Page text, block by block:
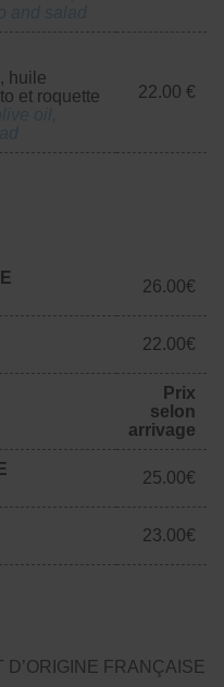
huile
et roquette
22.00 €
26.00€
22.00€
Prix
selon
arrivage
25.00€
23.00€
FRANÇAISE